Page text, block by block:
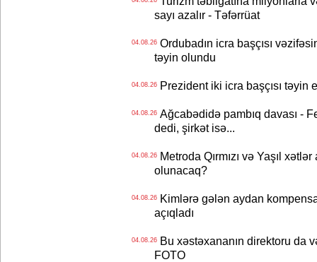
sayı azalır - Təfərrüat
04.08.26Ordubadın icra başçısı
təyin olundu
04.08.26Prezident iki icra başçısı təyin
04.08.26Ağcabədidə pambıq davası -
dedi, şirkət isə...
04.08.26Metroda Qırmızı və Yaşıl
olunacaq?
04.08.26Kimlərə gələn aydan
açıqladı
04.08.26Bu xəstəxananın direktoru da
FOTO